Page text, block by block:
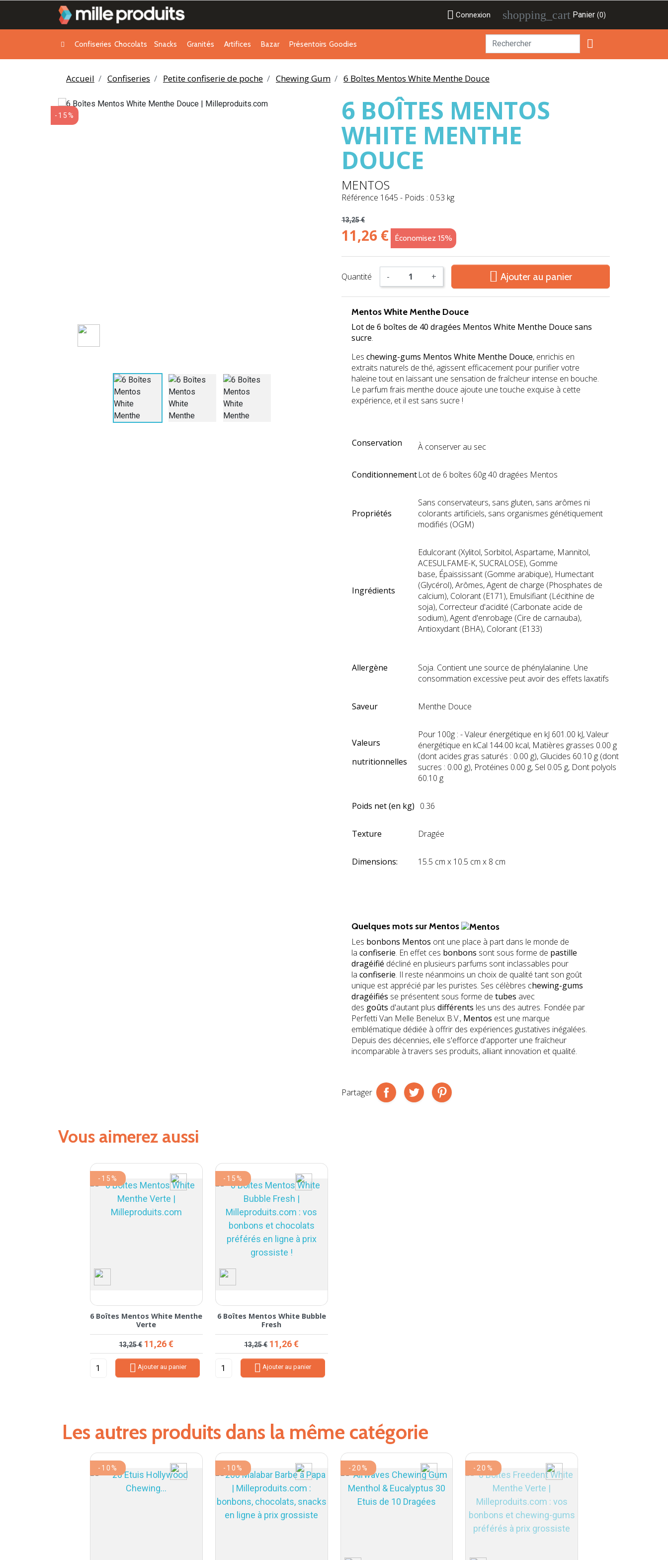
 Connexion shopping_cart Panier (0)
Confiseries Chocolats Snacks Granités Artifices Bazar Présentoirs Goodies 
Accueil Confiseries Petite confiserie de poche Chewing Gum 6 Boîtes Mentos White Menthe Douce
-15% 6 BOÎTES MENTOS
WHITE MENTHE
DOUCE
MENTOS
Référence 1645 - Poids : 0.53 kg
13,25 €
11,26 € Économisez 15%
Quantité - +  Ajouter au panier
Mentos White Menthe Douce
Lot de 6 boîtes de 40 dragées Mentos White Menthe Douce sans
sucre.
Les chewing-gums Mentos White Menthe Douce, enrichis en
extraits naturels de thé, agissent efficacement pour purifier votre
haleine tout en laissant une sensation de fraîcheur intense en bouche.
Le parfum frais menthe douce ajoute une touche exquise à cette
expérience, et il est sans sucre !
Conservation À conserver au sec
ConditionnementLot de 6 boîtes 60g 40 dragées Mentos
Propriétés
Sans conservateurs, sans gluten, sans arômes ni
colorants artificiels, sans organismes génétiquement
modifiés (OGM)
Ingrédients
Edulcorant (Xylitol, Sorbitol, Aspartame, Mannitol,
ACESULFAME-K, SUCRALOSE), Gomme
base, Épaississant (Gomme arabique), Humectant
(Glycérol), Arômes, Agent de charge (Phosphates de
calcium), Colorant (E171), Emulsifiant (Lécithine de
soja), Correcteur d'acidité (Carbonate acide de
sodium), Agent d'enrobage (Cire de carnauba),
Antioxydant (BHA), Colorant (E133)
Allergène
Soja. Contient une source de phénylalanine. Une
consommation excessive peut avoir des effets laxatifs
Saveur Menthe Douce
Valeurs
nutritionnelles
Pour 100g : - Valeur énergétique en kJ 601.00 kJ, Valeur
énergétique en kCal 144.00 kcal, Matières grasses 0.00 g
(dont acides gras saturés : 0.00 g), Glucides 60.10 g (dont
sucres : 0.00 g), Protéines 0.00 g, Sel 0.05 g, Dont polyols
60.10 g
Poids net (en kg) 0.36
Texture Dragée
Dimensions: 15.5 cm x 10.5 cm x 8 cm
Quelques mots surMentos
Les bonbons Mentos ont une place à part dans le monde de
la confiserie. En effet ces bonbons sont sous forme de pastille
dragéifié décliné en plusieurs parfums sont inclassables pour
la confiserie. Il reste néanmoins un choix de qualité tant son goût
unique est apprécié par les puristes. Ses célèbres chewing-gums
dragéifiés se présentent sous forme de tubes avec
des goûts d'autant plus différents les uns des autres. Fondée par
Perfetti Van Melle Benelux B.V., Mentos est une marque
emblématique dédiée à offrir des expériences gustatives inégalées.
Depuis des décennies, elle s'efforce d'apporter une fraîcheur
incomparable à travers ses produits, alliant innovation et qualité.
Partager
Vous aimerez aussi
6 Boîtes Mentos White Menthe
Verte
Prix de base
13,25 € Prix
11,26 €
 Ajouter au panier
-15%
6 Boîtes Mentos White Bubble
Fresh
Prix de base
13,25 € Prix
11,26 €
 Ajouter au panier
-15%
Les autres produits dans la même catégorie
-10% -10% -20% -20%